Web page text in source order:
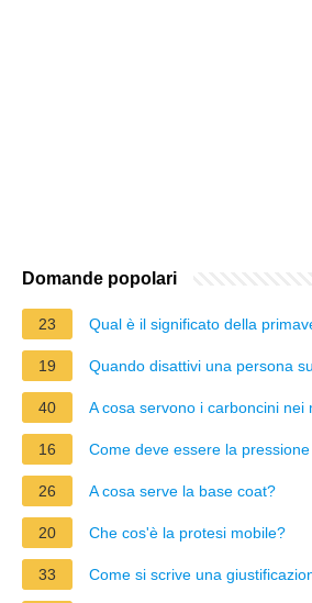
Domande popolari
23 Qual è il significato della
19 Quando disattivi una persona
40 A cosa servono i carboncini nei
16 Come deve essere la
26 A cosa serve la base coat?
20 Che cos'è la protesi mobile?
33 Come si scrive una